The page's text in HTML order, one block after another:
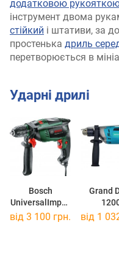
додатковою
інструмент двома
стійкий і штативи, за
простенька дриль
перетворюється в
Ударні дрилі
Bosch
UniversalImpac
t 800
Grand
від 3 100 грн. від 1